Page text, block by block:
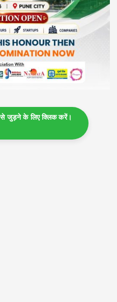
जुड़ने के लिए क्लिक करें।